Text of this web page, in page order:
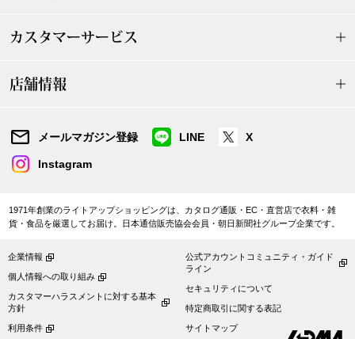
ス
おすすめ特集
【特集】Travel
【特集】
カスタマーサービス
店舗情報
メールマガジン登録 LINE X
Instagram
1971年創業のライトアップショッピングは、カタログ通販・EC・直営店で衣料・雑
貨・食品を厳選してお届け。日本通信販売協会会員・朝日新聞社グループ企業です。
企業情報
個人情報への取り組み
カスタマーハラスメントに対する基本
方針
利用条件
公式アカウントコミュニティ・ガイド
ライン
セキュリティについて
特定商取引に関する表記
サイトマップ